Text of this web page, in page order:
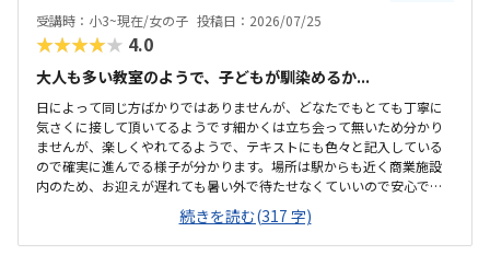
受講時：小3~現在/女の子 投稿日：2026/07/25
★★★★★ 4.0
大人も多い教室のようで、子どもが馴染めるか...
日によって同じ方ばかりではありませんが、どなたでもとても丁寧に
気さくに接して頂いてるようです細かくは立ち会って無いため分かり
ませんが、楽しくやれてるようで、テキストにも色々と記入している
ので確実に進んでる様子が分かります。場所は駅からも近く商業施設
内のため、お迎えが遅れても暑い外で待たせなくていいので安心で
す。大人の方も多く通われてる教室ですが、教室内は清潔感があり、
雰囲気もよい教室で安心して通わされます。他の教室の金額をあまり
把握してませんが、個人的には小学生の習い事として通わせるのには
続きを読む(317 字)